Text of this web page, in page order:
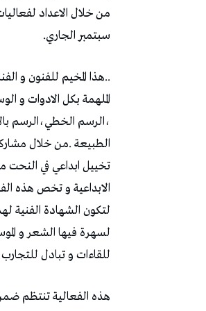
من خلال الاعداد
سبتمبر الجاري.
..هذا المخيم للفنون و
الملهمة بكل الادوات و
،الرسم الخطي،الرسم
الطبيعة .من خلال
تخييل ابداعي في
الابداعية و تخص هذه
لتكون الشهادة الفنية
لسهرة فيها الشعر و
للقاءات و تبادل للتجارب
هذه الفعالية تنتظم